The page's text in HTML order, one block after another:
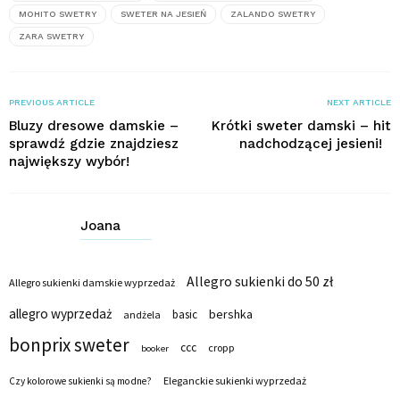
MOHITO SWETRY SWETER NA JESIEŃ ZALANDO SWETRY
ZARA SWETRY
PREVIOUS ARTICLE
Bluzy dresowe damskie –
sprawdź gdzie znajdziesz
największy wybór!
NEXT ARTICLE
Krótki sweter damski – hit
nadchodzącej jesieni!
Joana
Allegro sukienki damskie wyprzedaż
Allegro sukienki do 50 zł
allegro wyprzedaż
andżela basic bershka
bonprix sweter booker ccc cropp
Czy kolorowe sukienki są modne? Eleganckie sukienki wyprzedaż